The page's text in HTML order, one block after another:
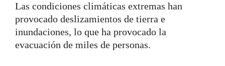
Las condiciones climáticas extremas han
provocado deslizamientos de tierra e
inundaciones, lo que ha provocado la
evacuación de miles de personas.